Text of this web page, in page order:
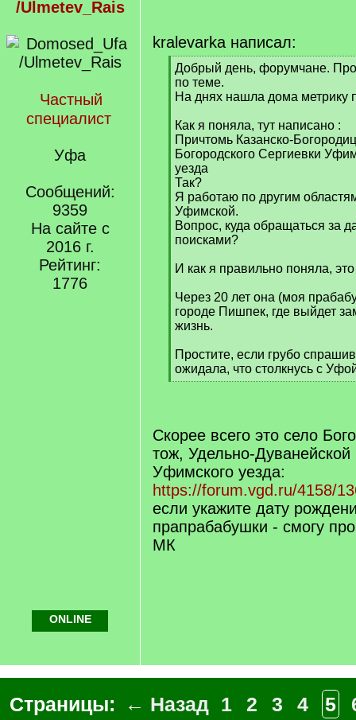
/Ulmetev_Rais
Частный
специалист
Уфа
Сообщений:
9359
На сайте с
2016 г.
Рейтинг:
1776
kralevarka написал:
[
q
]
Добрый день, форумчане.
по теме.
На днях нашла дома метрику
Как я поняла, тут написано :
Причтомь Казанско-
Богородского Сергиевки
уезда
Так?
Я работаю по другим
Уфимской.
Вопрос, куда обращаться за
поисками?
И как я правильно поняла,
Через 20 лет она (моя
городе Пишпек, где выйдет
жизнь.
Простите, если грубо
ожидала, что столкнусь с
[
Скорее всего это село
тож, Удельно-Дуванейской
Уфимского уезда:
https://forum.vgd.ru/4158/
если укажите дату
прапрабабушки - смогу
МК
ONLINE
Страницы: ← Назад 1 2 3 4 5